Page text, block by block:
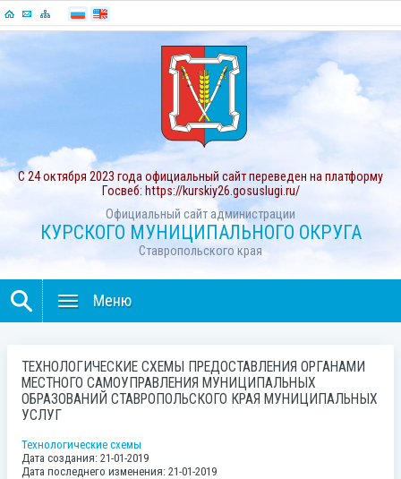
С 24 октября 2023 года официальный сайт переведен на платформу
Госвеб: https://kurskiy26.gosuslugi.ru/
Официальный сайт администрации
КУРСКОГО МУНИЦИПАЛЬНОГО ОКРУГА
Ставропольского края
Меню
ТЕХНОЛОГИЧЕСКИЕ СХЕМЫ ПРЕДОСТАВЛЕНИЯ ОРГАНАМИ
МЕСТНОГО САМОУПРАВЛЕНИЯ МУНИЦИПАЛЬНЫХ
ОБРАЗОВАНИЙ СТАВРОПОЛЬСКОГО КРАЯ МУНИЦИПАЛЬНЫХ
УСЛУГ
Технологические схемы
Дата создания: 21-01-2019
Дата последнего изменения: 21-01-2019